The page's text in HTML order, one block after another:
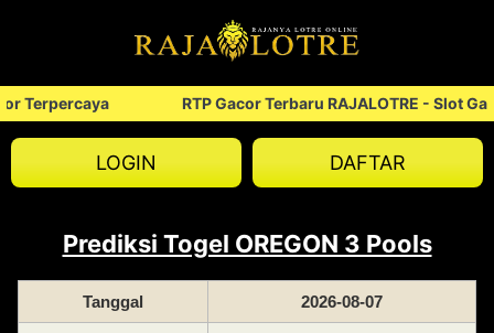
Terpercaya RTP Gacor Terbaru RAJALOTRE - Slot
LOGIN DAFTAR
Prediksi Togel OREGON 3 Pools
Tanggal 2026-08-07